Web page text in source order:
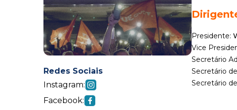
Redes Sociais
Instagram:
Facebook:
Presidente:
Vice
Secretário
Secretário
Secretário